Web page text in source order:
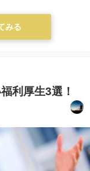
みる
利厚生3選！